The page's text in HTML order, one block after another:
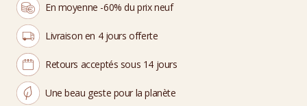
En moyenne -60% du prix neuf
Livraison en 4 jours offerte
Retours acceptés sous 14 jours
Une beau geste pour la planète